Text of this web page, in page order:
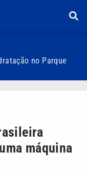
no Parque
máquina